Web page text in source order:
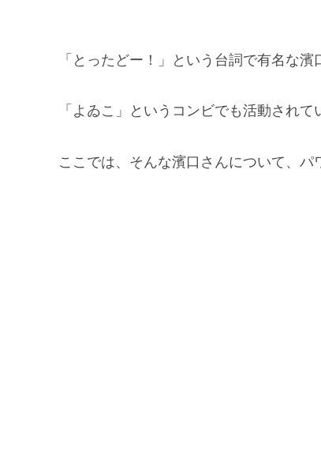
「とったどー！」という台詞で有名な濱
「よゐこ」というコンビでも活動されて
ここでは、そんな濱口さんについて、パ